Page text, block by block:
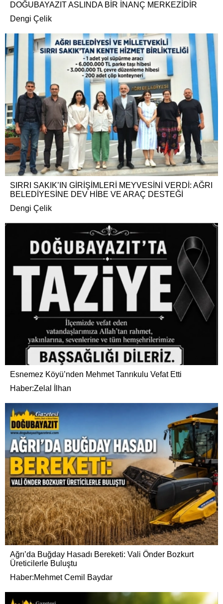
DOĞUBAYAZIT ASLINDA BİR İNANÇ MERKEZİDİR
Dengi Çelik
SIRRI SAKIK’IN GİRİŞİMLERİ MEYVESİNİ VERDİ: AĞRI
BELEDİYESİNE DEV HİBE VE ARAÇ DESTEĞİ
Dengi Çelik
Esnemez Köyü’nden Mehmet Tanrıkulu Vefat Etti
Haber:Zelal İlhan
Ağrı’da Buğday Hasadı Bereketi: Vali Önder Bozkurt
Üreticilerle Buluştu
Haber:Mehmet Cemil Baydar